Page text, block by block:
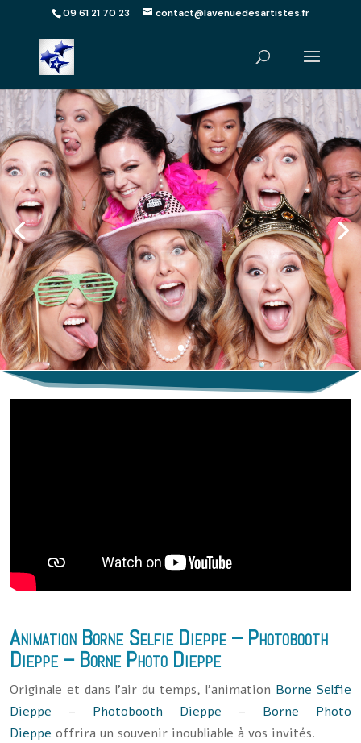
09 61 21 70 23 contact@lavenuedesartistes.fr
Animation
Photobooth
Dieppe
Demander un devis
Animation Borne Selfie Dieppe – Photobooth
Dieppe – Borne Photo Dieppe
Originale et dans l’air du temps, l’animation Borne Selfie
Dieppe – Photobooth Dieppe – Borne Photo
Dieppe offrira un souvenir inoubliable à vos invités.